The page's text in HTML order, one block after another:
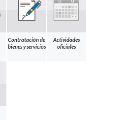
Contratación de
bienes y servicios
Actividades
oficiales